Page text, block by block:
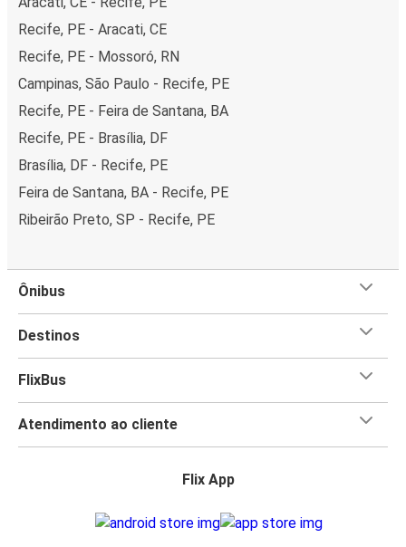
conta com um sistema de transporte público bem
estruturado que facilita o deslocamento por essa cidade
cheia de vida e suas inúmeras atrações.
Transporte público em Fortaleza
Metrô:
o MetroFor é uma opção prática e eficiente
em Fortaleza, com duas linhas que conectam áreas
importantes da cidade. É uma forma rápida e
conveniente de se deslocar, principalmente nos
intenso.
abrangente e chega a todos os cantos da cidade. É
uma alternativa econômica para explorar os bairros
locais, embora o trânsito nos horários de pico possa
atrapalhar um pouco.
Táxis e serviços de transporte por aplicativo:os
táxis estão disponíveis por toda a cidade e oferecem
um trajeto direto até seu destino. Se busca
praticidade e flexibilidade, serviços como Uber
também são uma ótima escolha e muito utilizados na
Aluguel de bicicletas: para trajetos curtos ou um
passeio mais tranquilo, Fortaleza conta com um
sistema de aluguel de bicicletas. Com várias estações
Recife, PE - Aracati, CE
Recife, PE - Mossoró, RN
Campinas, São Paulo - Recife, PE
Recife, PE - Feira de Santana, BA
Recife, PE - Brasília, DF
Brasília, DF - Recife, PE
Feira de Santana, BA - Recife, PE
Ribeirão Preto, SP - Recife, PE
Ônibus
Destinos
FlixBus
Atendimento ao cliente
Flix App